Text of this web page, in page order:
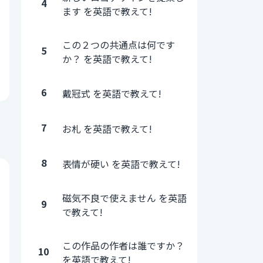
4
ます を英語で教えて!
5
この２つの共通点は何です
か？ を英語で教えて!
6 戴冠式 を英語で教えて!
7 お札 を英語で教えて!
8 表情が硬い を英語で教えて!
9
磁気不良で使えません を英語
で教えて!
10
この作品の作者は誰ですか？
を英語で教えて!